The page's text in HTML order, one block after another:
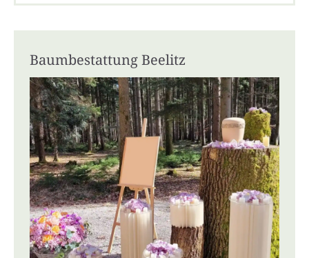
Baumbestattung Beelitz